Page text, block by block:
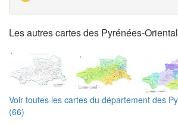
Les autres cartes des Pyrénées-
Voir toutes les cartes du département des
(66)